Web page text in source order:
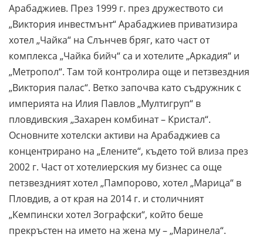
Арабаджиев. През 1999 г. през дружеството си
„Виктория инвестмънт“ Арабаджиев приватизира
хотел „Чайка“ на Слънчев бряг, като част от
комплекса „Чайка бийч“ са и хотелите „Аркадия“ и
„Метропол“. Там той контролира още и петзвездния
„Виктория палас“. Ветко започва като съдружник с
империята на Илия Павлов „Мултигруп“ в
пловдивския „Захарен комбинат – Кристал“.
Основните хотелски активи на Арабаджиев са
концентрирано на „Елените“, където той влиза през
2002 г. Част от хотелиерския му бизнес са още
петзвездният хотел „Пампорово, хотел „Марица“ в
Пловдив, а от края на 2014 г. и столичният
„Кемпински хотел Зографски“, който беше
прекръстен на името на жена му – „Маринела“.